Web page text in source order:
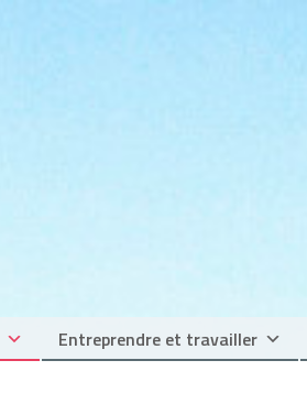
Entreprendre et travailler